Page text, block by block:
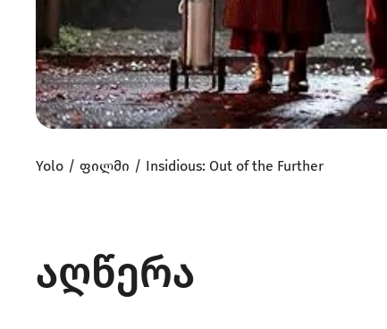
Yolo ფილმი Insidious: Out of the Further
აღწერა